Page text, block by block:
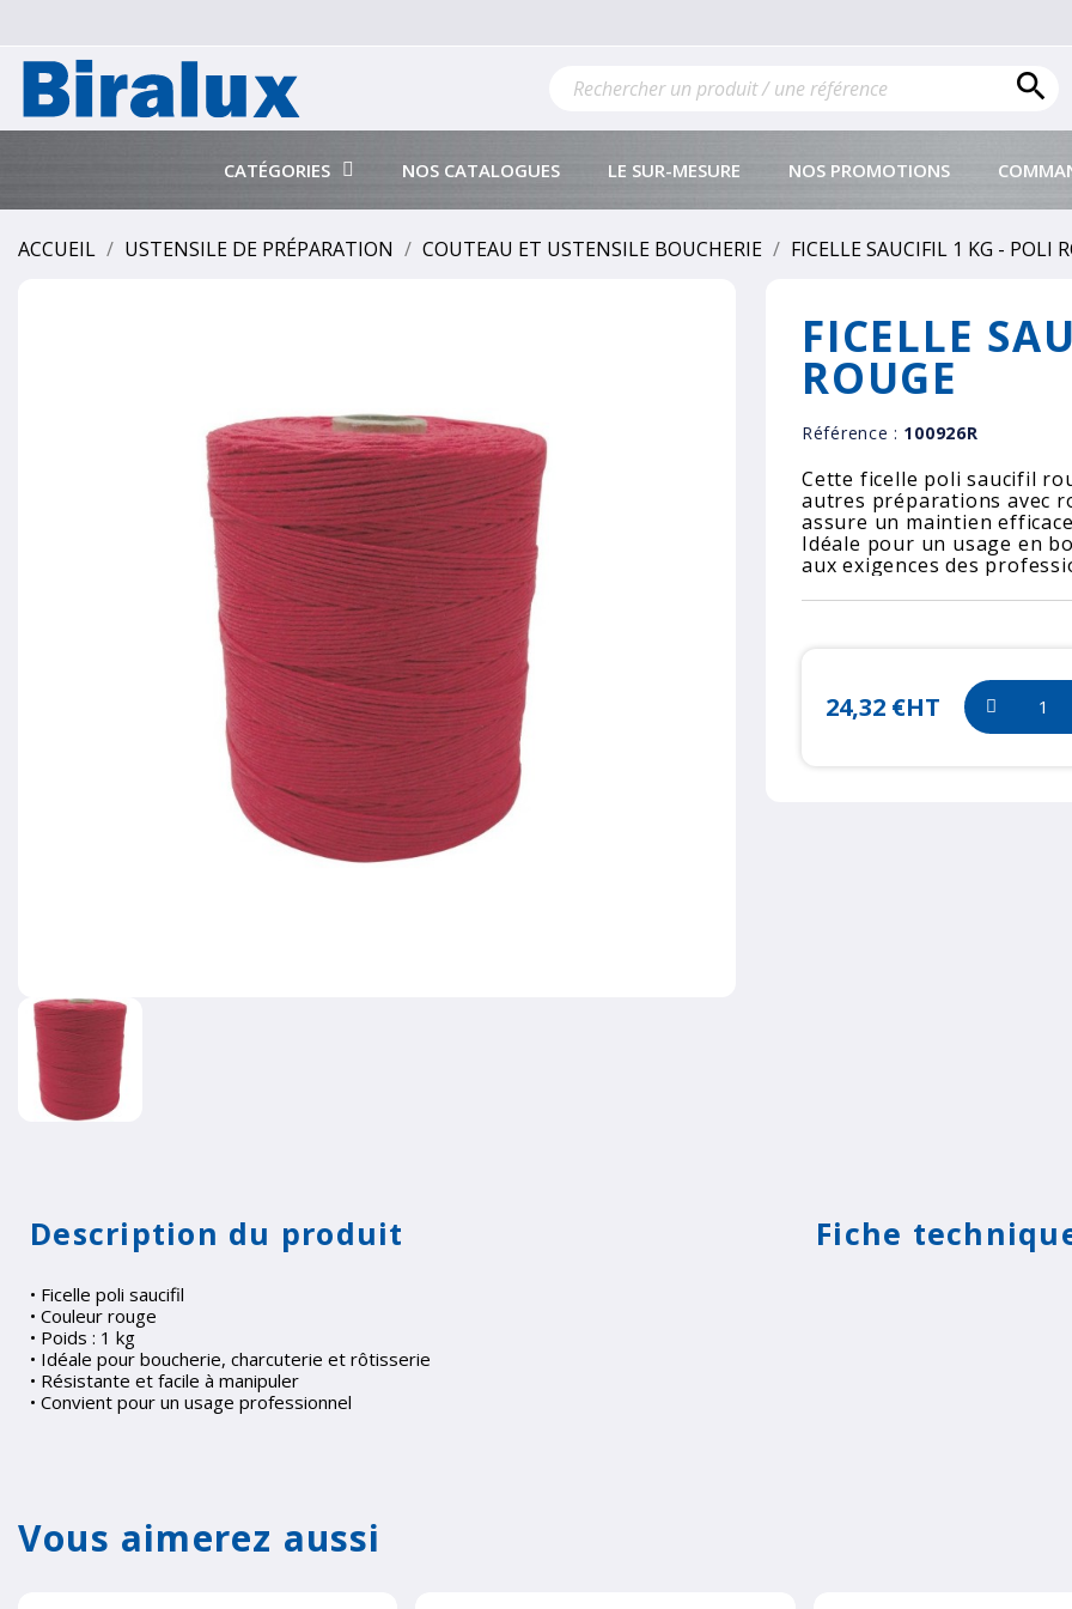

CATÉGORIES NOS CATALOGUES LE SUR-MESURE NOS PROMOTIONS
ACCUEIL USTENSILE DE PRÉPARATION COUTEAU ET USTENSILE BOUCHERIE FICELLE SAUCIFIL 1 KG - POLI
FICELLE
ROUGE
Référence : 100926R
Cette ficelle poli saucifil
autres préparations avec
assure un maintien
Idéale pour un usage en
aux exigences des
24,32 €HT
Description du produit
• Ficelle poli saucifil
• Couleur rouge
• Poids : 1 kg
• Idéale pour boucherie, charcuterie et rôtisserie
• Résistante et facile à manipuler
• Convient pour un usage professionnel
Fiche
Vous aimerez aussi